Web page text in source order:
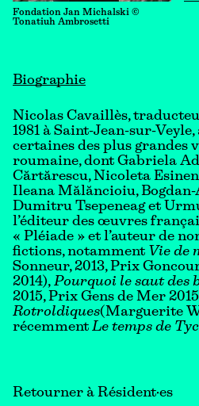
Fondation Jan Michalski ©
Tonatiuh Ambrosetti
Biographie
Nicolas Cavaillès,
1981 à Saint-Jean-sur-
certaines des plus grandes
roumaine, dont Gabriela
Cărtărescu, Nicoleta
Ileana Mălăncioiu,
Dumitru Tsepeneag et
l’éditeur des œuvres
« Pléiade » et l’auteur de
fictions, notamment Vie de
Sonneur, 2013, Prix
2014), Pourquoi le saut des
2015, Prix Gens de Mer
Rotroldiques(Marguerite
récemment Le temps de
Retourner à Résident·es